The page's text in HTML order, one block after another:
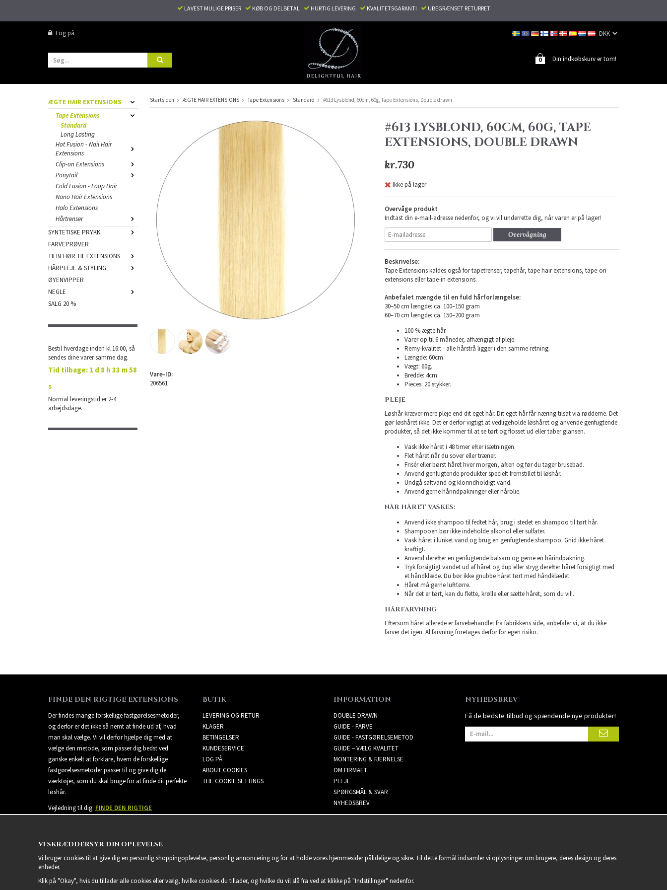
LAVEST MULIGE PRISER KØB OG DELBETAL HURTIG LEVERING KVALITETSGARANTI UBEGRÆNSET RETURRET
Log på
Din indkøbskurv er tom!
0
ÆGTE HAIR EXTENSIONS
Tape Extensions
Standard
Long Lasting
Hot Fusion - Nail Hair
Extensions
Clip-on Extensions
Ponytail
Cold Fusion - Loop Hair
Nano Hair Extensions
Halo Extensions
Hårtrenser
SYNTETISKE PRYKK
FARVEPRØVER
TILBEHØR TIL EXTENSIONS
HÅRPLEJE & STYLING
ØYENVIPPER
NEGLE
SALG 20 %
Bestil hverdage inden kl 16:00, så
sendes dine varer samme dag.
Tid tilbage: 1 d 8 h 33 m 58
s
Normal leveringstid er 2-4
arbejdsdage.
Startsiden ÆGTE HAIR EXTENSIONS Tape Extensions Standard #613 Lysblond, 60cm, 60g, Tape Extensions, Double drawn
#613 LYSBLOND, 60CM, 60G, TAPE
EXTENSIONS, DOUBLE DRAWN
kr.730
Ikke på lager
Overvåge produkt
Indtast din e-mail-adresse nedenfor, og vi vil underrette dig, når varen er på lager!
Overvågning
Beskrivelse:
Tape Extensions kaldes også for tapetrenser, tapehår, tape hair extensions, tape-on
extensions eller tape-in extensions.
Anbefalet mængde til en fuld hårforlængelse:
30–50 cm længde: ca. 100–150 gram
60–70 cm længde: ca. 150–200 gram
100 % ægte hår.
Varer op til 6 måneder, afhængigt af pleje.
Remy-kvalitet - alle hårstrå ligger i den samme retning.
Længde: 60cm.
Vægt: 60g.
Bredde: 4cm.
Pieces: 20 stykker.
PLEJE
Løshår kræver mere pleje end dit eget hår. Dit eget hår får næring tilsat via rødderne. Det
gør løshåret ikke. Det er derfor vigtigt at vedligeholde løshåret og anvende genfugtende
produkter, så det ikke kommer til at se tørt og flosset ud eller taber glansen.
Vask ikke håret i 48 timer efter isætningen.
Flet håret når du sover eller træner.
Frisér eller børst håret hver morgen, aften og før du tager brusebad.
Anvend genfugtende produkter specielt fremstillet til løshår.
Undgå saltvand og klorindholdigt vand.
Anvend gerne hårindpakninger eller hårolie.
NÅR HÅRET VASKES:
Anvend ikke shampoo til fedtet hår, brug i stedet en shampoo til tørt hår.
Shampooen bør ikke indeholde alkohol eller sulfater.
Vask håret i lunket vand og brug en genfugtende shampoo. Gnid ikke håret
kraftigt.
Anvend derefter en genfugtende balsam og gerne en hårindpakning.
Tryk forsigtigt vandet ud af håret og dup eller stryg derefter håret forsigtigt med
et håndklæde. Du bør ikke gnubbe håret tørt med håndklædet.
Håret må gerne lufttørre.
Når det er tørt, kan du flette, krølle eller sætte håret, som du vil!.
HÅRFARVNING
Eftersom håret allerede er farvebehandlet fra fabrikkens side, anbefaler vi, at du ikke
farver det igen. Al farvning foretages derfor for egen risiko.
Vare-ID:
206561
FINDE DEN RIGTIGE EXTENSIONS
Der findes mange forskellige fastgørelsesmetoder,
og derfor er det ikke så nemt at finde ud af, hvad
man skal vælge. Vi vil derfor hjælpe dig med at
vælge den metode, som passer dig bedst ved
ganske enkelt at forklare, hvem de forskellige
fastgørelsesmetoder passer til og give dig de
værktøjer, som du skal bruge for at finde dit perfekte
løshår.
Vejledning til dig: FINDE DEN RIGTIGE
BUTIK
LEVERING OG RETUR
KLAGER
BETINGELSER
KUNDESERVICE
LOG PÅ
ABOUT COOKIES
THE COOKIE SETTINGS
INFORMATION
DOUBLE DRAWN
GUIDE - FARVE
GUIDE - FASTGØRELSEMETOD
GUIDE – VÆLG KVALITET
MONTERING & FJERNELSE
OM FIRMAET
PLEJE
SPØRGSMÅL & SVAR
NYHEDSBREV
NYHEDSBREV
Få de bedste tilbud og spændende nye produkter!
VI SKRÆDDERSYR DIN OPLEVELSE
Vi bruger cookies til at give dig en personlig shoppingoplevelse, personlig annoncering og for at holde vores hjemmesider pålidelige og sikre. Til dette formål indsamler vi oplysninger om brugere, deres design og deres
enheder.
Klik på "Okay", hvis du tillader alle cookies eller vælg, hvilke cookies du tillader, og hvilke du vil slå fra ved at klikke på "Indstillinger" nedenfor.